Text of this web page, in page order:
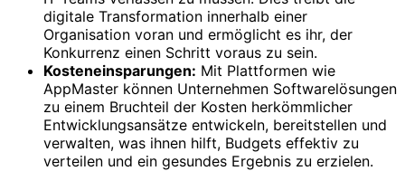
digitale Transformation innerhalb einer
Organisation voran und ermöglicht es ihr, der
Konkurrenz einen Schritt voraus zu sein.
Kosteneinsparungen: Mit Plattformen wie
AppMaster können Unternehmen Softwarelösungen
zu einem Bruchteil der Kosten herkömmlicher
Entwicklungsansätze entwickeln, bereitstellen und
verwalten, was ihnen hilft, Budgets effektiv zu
verteilen und ein gesundes Ergebnis zu erzielen.